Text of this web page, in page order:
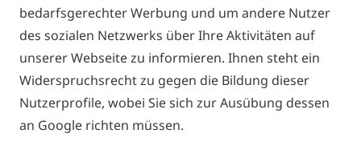
bedarfsgerechter Werbung und um andere Nutzer
des sozialen Netzwerks über Ihre Aktivitäten auf
unserer Webseite zu informieren. Ihnen steht ein
Widerspruchsrecht zu gegen die Bildung dieser
Nutzerprofile, wobei Sie sich zur Ausübung dessen
an Google richten müssen.